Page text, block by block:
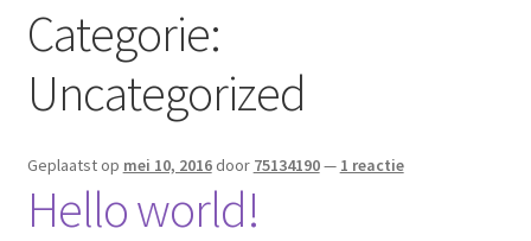
Algemene Voorwaarden
Blog
Cookie Policy
Mijn account
Categorie:
Uncategorized
Geplaatst op mei 10, 2016 door 75134190— 1 reactie
Hello world!